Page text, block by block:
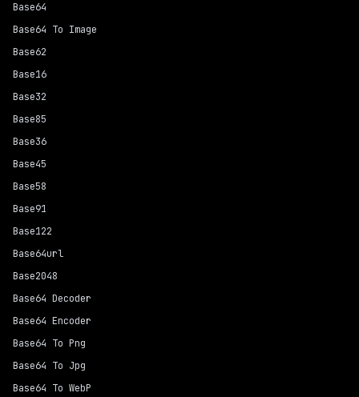
Base64
Base64 To Image
Base62
Base16
Base32
Base85
Base36
Base45
Base58
Base91
Base122
Base64url
Base2048
Base64 Decoder
Base64 Encoder
Base64 To Png
Base64 To Jpg
Base64 To WebP